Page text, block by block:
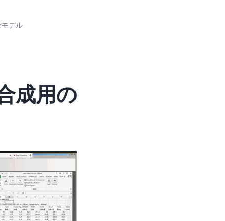
デル
成用の